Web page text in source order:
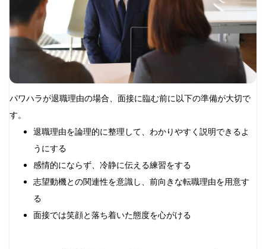
パワハラが退職理由の場合、面接に臨む前に以下の準備が大切で
す。
退職理由を論理的に整理して、わかりやすく説明できるよ
うにする
感情的にならず、冷静に伝える練習をする
志望動機との関連性を意識し、前向きな転職理由を用意す
る
面接では笑顔と落ち着いた態度を心がける